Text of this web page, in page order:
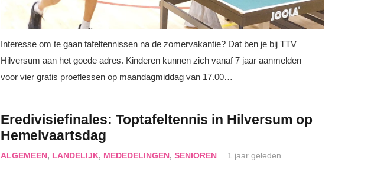
Interesse om te gaan tafeltennissen na de zomervakantie? Dat ben je bij TTV
Hilversum aan het goede adres. Kinderen kunnen zich vanaf 7 jaar aanmelden
voor vier gratis proeflessen op maandagmiddag van 17.00…
Eredivisiefinales: Toptafeltennis in Hilversum op
Hemelvaartsdag
ALGEMEEN , LANDELIJK, MEDEDELINGEN , SENIOREN 1 jaar geleden